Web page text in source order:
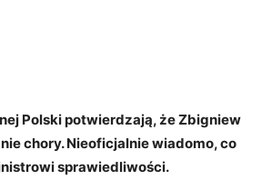
Polski potwierdzają, że Zbigniew
chory. Nieoficjalnie wiadomo, co
sprawiedliwości.